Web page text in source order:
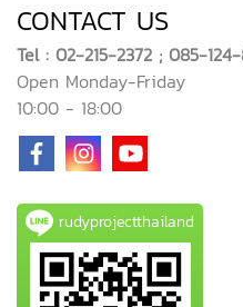
CONTACT US
Tel : 02-215-2372 ; 085-
Open Monday-Friday
10:00 - 18:00
rudyprojectthailand